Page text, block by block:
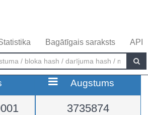
Bagātīgais saraksts API
Augstums
3735874